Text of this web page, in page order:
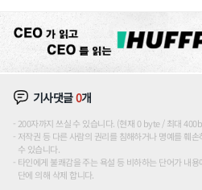
기사댓글0개
200자까지 쓰실 수 있습니다. (현재 0 byte / 최대
저작권 등 다른 사람의 권리를 침해하거나 명예를 훼
수 있습니다.
타인에게 불쾌감을 주는 욕설 등 비하하는 단어가 내
단에 의해 삭제 합니다.